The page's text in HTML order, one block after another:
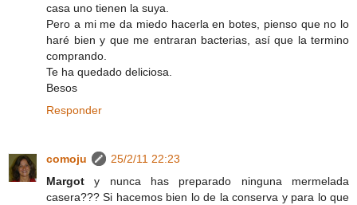
casa uno tienen la suya.
Pero a mi me da miedo hacerla en botes, pienso que no lo
haré bien y que me entraran bacterias, así que la termino
comprando.
Te ha quedado deliciosa.
Besos
Responder
comoju
25/2/11 22:23
Margot y nunca has preparado ninguna mermelada
casera??? Si hacemos bien lo de la conserva y para lo que